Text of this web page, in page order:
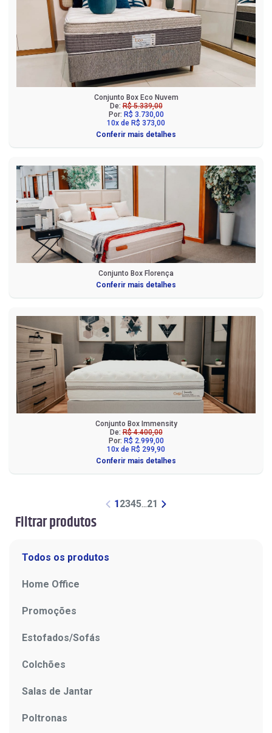
Filtrar produtos
Todos os produtos
Home Office
Promoções
Estofados/Sofás
Colchões
Salas de Jantar
Poltronas
Conjunto Box Eco Nuvem
De:R$ 5.339,00
Por: R$ 3.730,00
10x de R$ 373,00
Conferir mais detalhes
Conjunto Box Florença
Conferir mais detalhes
Conjunto Box Immensity
De:R$ 4.400,00
Por: R$ 2.999,00
10x de R$ 299,90
Conferir mais detalhes
1 2345...21